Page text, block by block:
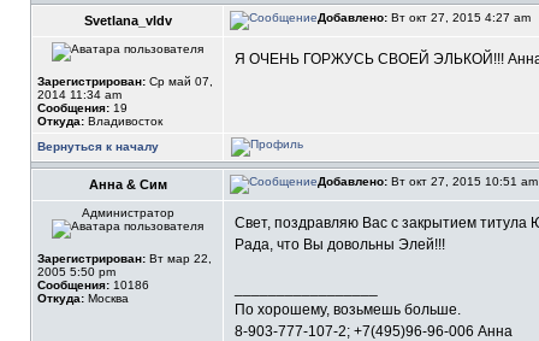
Svetlana_vldv Добавлено: Вт окт 27, 2015 4:27 am
Зарегистрирован: Ср май 07,
2014 11:34 am
Сообщения: 19
Откуда: Владивосток
Я ОЧЕНЬ ГОРЖУСЬ СВОЕЙ ЭЛЬКОЙ!!! Анна,
Вернуться к началу
Анна & Сим Добавлено: Вт окт 27, 2015 10:51
Администратор
Зарегистрирован: Вт мар 22,
2005 5:50 pm
Сообщения: 10186
Откуда: Москва
Свет, поздравляю Вас с закрытием титула
Рада, что Вы довольны Элей!!!
По хорошему, возьмешь больше.
8-903-777-107-2; +7(495)96-96-006 Анна